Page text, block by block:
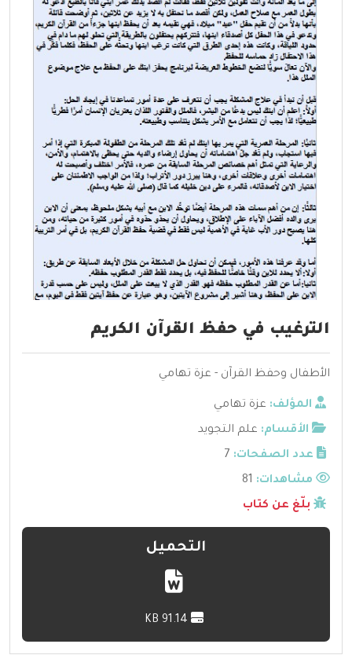
الترغيب في حفظ القرآن الكريم
الأطفال وحفظ القرآن - عزة تهامي
المؤلف: عزة تهامي
الأقسام: علم التجويد
عدد الصفحات: 7
مشاهدات:
بلّغ عن كتاب
التحميل